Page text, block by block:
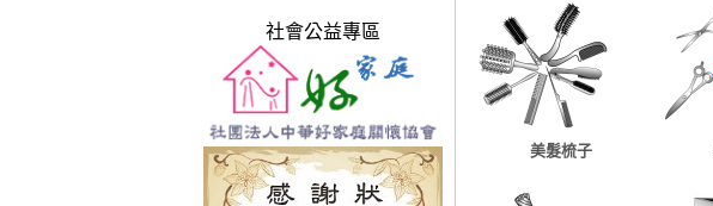
社會公益專區
美髮梳子